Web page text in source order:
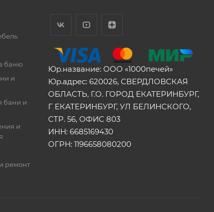
баню
и
бани и
и
ремонт
Юр.название: ООО «1000печей»
Юр.адрес: 620026, СВЕРДЛОВСКАЯ
ОБЛАСТЬ, Г.О. ГОРОД ЕКАТЕРИНБУРГ,
Г ЕКАТЕРИНБУРГ, УЛ БЕЛИНСКОГО,
СТР. 56, ОФИС 803
ИНН: 6685169430
ОГРН: 1196658080200